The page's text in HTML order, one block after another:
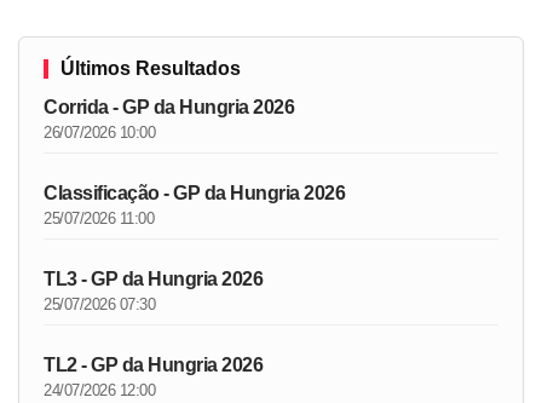
Últimos Resultados
Corrida - GP da Hungria 2026
26/07/2026 10:00
Classificação - GP da Hungria 2026
25/07/2026 11:00
TL3 - GP da Hungria 2026
25/07/2026 07:30
TL2 - GP da Hungria 2026
24/07/2026 12:00